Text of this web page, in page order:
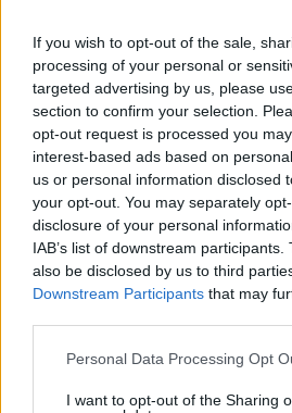
If you wish to opt-out of the sale,
processing of your personal or
targeted advertising by us, please
section to confirm your selection.
opt-out request is processed you
interest-based ads based on
us or personal information disclosed
your opt-out. You may separately
disclosure of your personal
IAB’s list of downstream
also be disclosed by us to third
Downstream Participants that may
Please note that this website/app
not limited to your visit or usage
Personal Data Processing Opt
I want to opt-out of the Sharing
φάση
» είπε στο αθλητικό
Τσιτσιπάς.
Ειδήσεις σήμερα:
Οι επίορκοι εφοριακοί στη
μαθήματα εκβιασμών ο ένας
δεν πάθει πατατράκ αυτή,
Νέα ανησυχία για την Κέιτ
Κυνική ομολογία
Πρώτα τη βίασε ο πατέρας